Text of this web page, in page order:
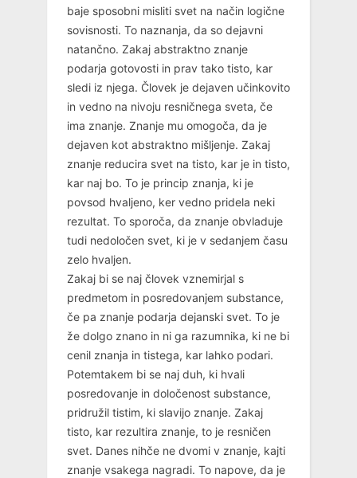
baje sposobni misliti svet na način logične
sovisnosti. To naznanja, da so dejavni
natančno. Zakaj abstraktno znanje
podarja gotovosti in prav tako tisto, kar
sledi iz njega. Človek je dejaven učinkovito
in vedno na nivoju resničnega sveta, če
ima znanje. Znanje mu omogoča, da je
dejaven kot abstraktno mišljenje. Zakaj
znanje reducira svet na tisto, kar je in tisto,
kar naj bo. To je princip znanja, ki je
povsod hvaljeno, ker vedno pridela neki
rezultat. To sporoča, da znanje obvladuje
tudi nedoločen svet, ki je v sedanjem času
zelo hvaljen.
Zakaj bi se naj človek vznemirjal s
predmetom in posredovanjem substance,
če pa znanje podarja dejanski svet. To je
že dolgo znano in ni ga razumnika, ki ne bi
cenil znanja in tistega, kar lahko podari.
Potemtakem bi se naj duh, ki hvali
posredovanje in določenost substance,
pridružil tistim, ki slavijo znanje. Zakaj
tisto, kar rezultira znanje, to je resničen
svet. Danes nihče ne dvomi v znanje, kajti
znanje vsakega nagradi. To napove, da je